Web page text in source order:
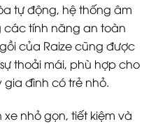
tự động, hệ thống âm
các tính năng an toàn
của Raize cũng được
thoải mái, phù hợp cho
đình có trẻ nhỏ.
nhỏ gọn, tiết kiệm và